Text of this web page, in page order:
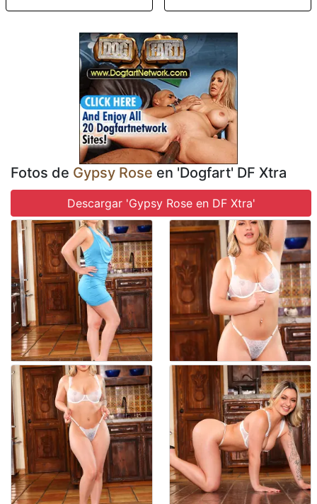
Fotos de Gypsy Rose en 'Dogfart' DF Xtra
Descargar 'Gypsy Rose en DF Xtra'